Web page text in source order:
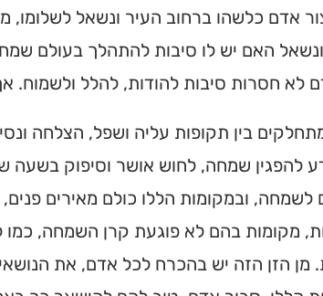
אדם כלשהו ברחוב העיר ונשאל
האם יש לו סיבות להתהלך בעולם
לא חסרות סיבות להודות, להלל
בין תקופות עליה ושפל, הצלחה
להפגין שמחה, לחוש אושר וסיפוק בשעה
לשמחה, ובמקומות הללו כולם מאירים
מקומות בהם לא פוגעת קרן השמחה, כמו
מן הזן הזה יש בהכרח לכל אדם, את